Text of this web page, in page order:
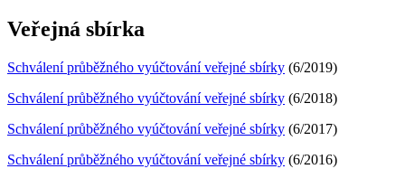
Veřejná sbírka
Schválení průběžného vyúčtování veřejné sbírky (6/2019)
Schválení průběžného vyúčtování veřejné sbírky (6/2018)
Schválení průběžného vyúčtování veřejné sbírky (6/2017)
Schválení průběžného vyúčtování veřejné sbírky (6/2016)